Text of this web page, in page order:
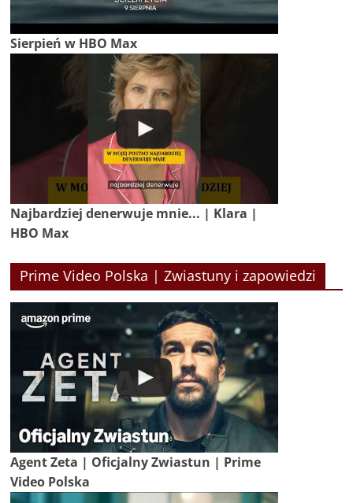
Sierpień w HBO Max
Najbardziej denerwuje mnie... | Klara |
HBO Max
Prime Video Polska | Zwiastuny i zapowiedzi
Agent Zeta | Oficjalny Zwiastun | Prime
Video Polska